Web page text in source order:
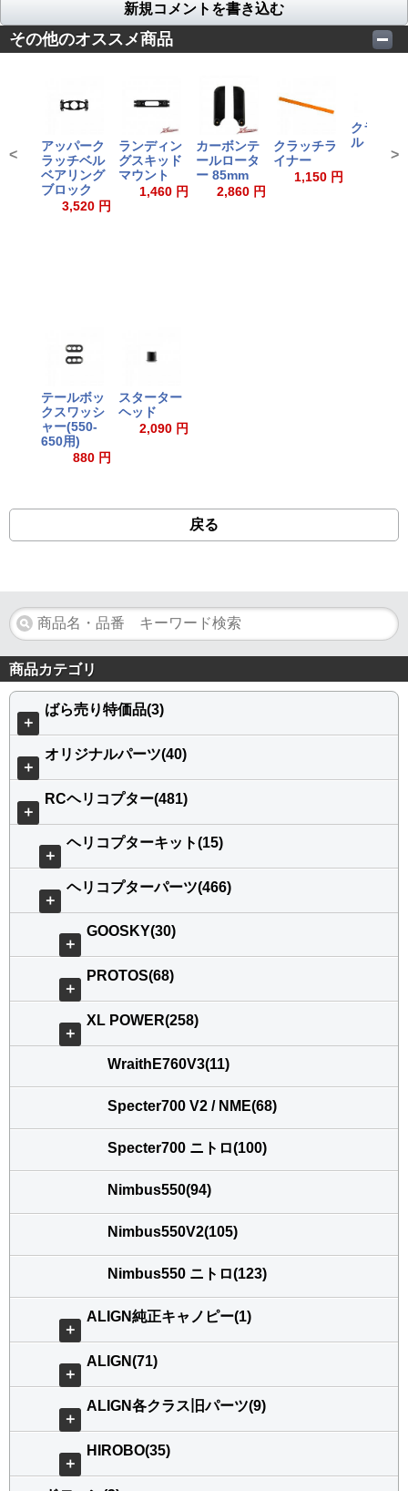
新規コメントを書き込む
その他のオススメ商品
アッパーク
ラッチベル
ベアリング
ブロック
3,520 円
ランディン
グスキッド
マウント
1,460 円
カーボンテ
ールロータ
ー 85mm
2,860 円
クラッチラ
イナー
1,150 円
クラッチ
ル
テールボッ
クスワッシ
ャー(550-
650用)
880 円
スターター
ヘッド
2,090 円
< >
戻る
商品カテゴリ
＋
ばら売り特価品(3)
＋
オリジナルパーツ(40)
＋
RCヘリコプター(481)
＋
ヘリコプターキット(15)
＋
ヘリコプターパーツ(466)
＋
GOOSKY(30)
＋
PROTOS(68)
＋
XL POWER(258)
WraithE760V3(11)
Specter700 V2 / NME(68)
Specter700 ニトロ(100)
Nimbus550(94)
Nimbus550V2(105)
Nimbus550 ニトロ(123)
＋
ALIGN純正キャノピー(1)
＋
ALIGN(71)
＋
ALIGN各クラス旧パーツ(9)
＋
HIROBO(35)